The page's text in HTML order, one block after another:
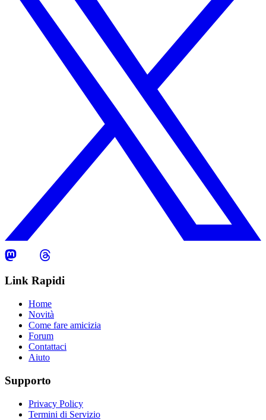
Link Rapidi
Home
Novità
Come fare amicizia
Forum
Contattaci
Aiuto
Supporto
Privacy Policy
Termini di Servizio